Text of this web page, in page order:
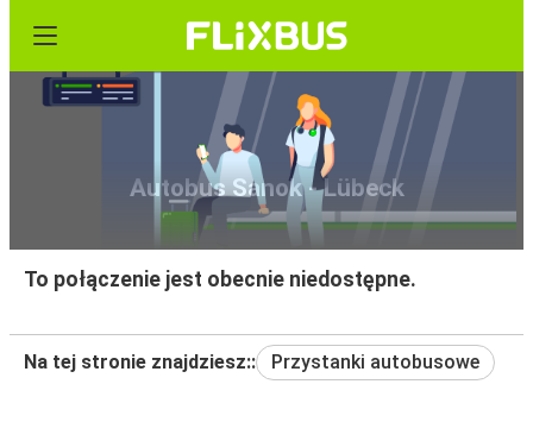
Autobus Sanok - Lübeck
To połączenie jest obecnie niedostępne.
Na tej stronie znajdziesz:: Przystanki autobusowe